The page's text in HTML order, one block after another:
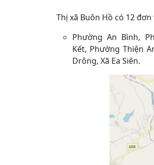
Thị xã Buôn Hồ có 12
Phường An Bình,
Kết, Phường Thiện
Drông, Xã Ea Siên.